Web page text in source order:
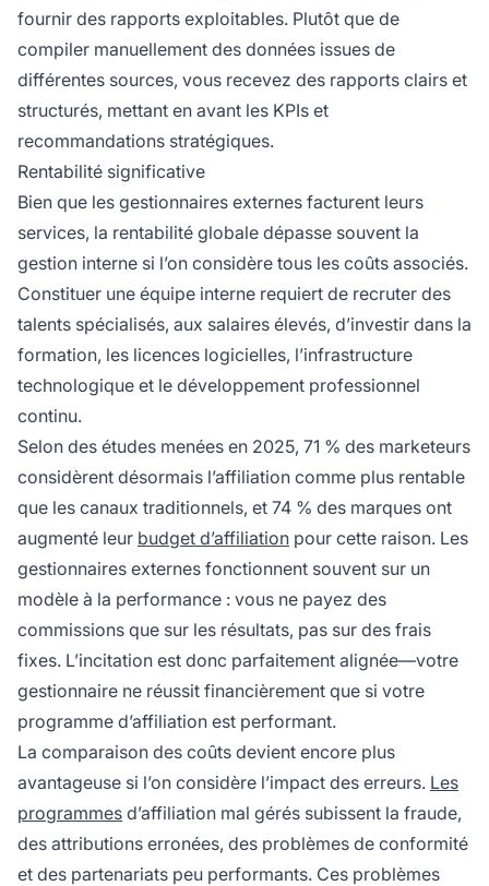
fournir des rapports exploitables. Plutôt que de
compiler manuellement des données issues de
différentes sources, vous recevez des rapports clairs et
structurés, mettant en avant les KPIs et
recommandations stratégiques.
Rentabilité significative
Bien que les gestionnaires externes facturent leurs
services, la rentabilité globale dépasse souvent la
gestion interne si l’on considère tous les coûts associés.
Constituer une équipe interne requiert de recruter des
talents spécialisés, aux salaires élevés, d’investir dans la
formation, les licences logicielles, l’infrastructure
technologique et le développement professionnel
continu.
Selon des études menées en 2025, 71 % des marketeurs
considèrent désormais l’affiliation comme plus rentable
que les canaux traditionnels, et 74 % des marques ont
augmenté leur budget d’affiliation pour cette raison. Les
gestionnaires externes fonctionnent souvent sur un
modèle à la performance : vous ne payez des
commissions que sur les résultats, pas sur des frais
fixes. L’incitation est donc parfaitement alignée—votre
gestionnaire ne réussit financièrement que si votre
programme d’affiliation est performant.
La comparaison des coûts devient encore plus
avantageuse si l’on considère l’impact des erreurs. Les
programmes d’affiliation mal gérés subissent la fraude,
des attributions erronées, des problèmes de conformité
et des partenariats peu performants. Ces problèmes